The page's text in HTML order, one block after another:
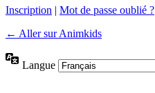
Inscription | Mot de passe oublié ?
← Aller sur Animkids
Langue